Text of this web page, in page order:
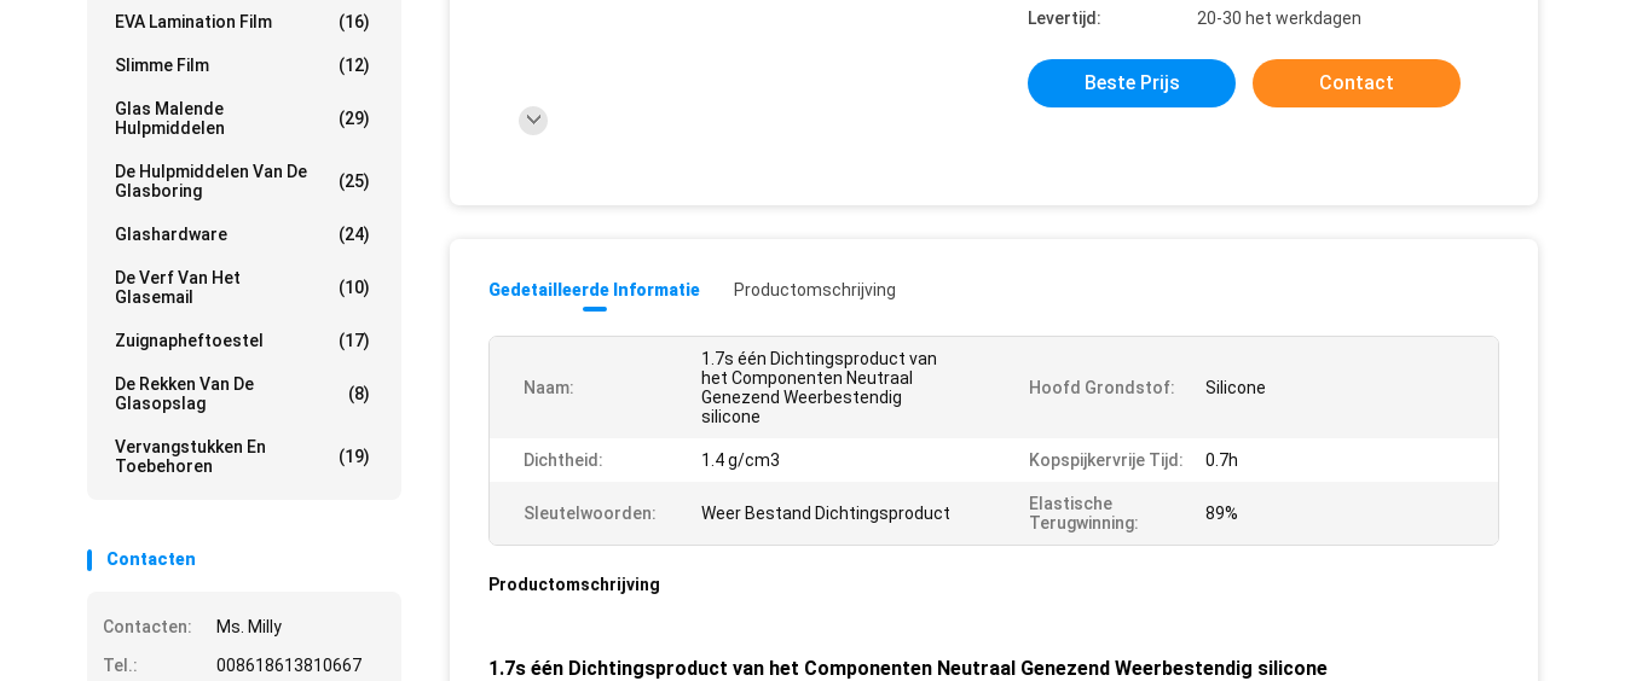
EVA Lamination Film (16)
Slimme Film (12)
Glas Malende
Hulpmiddelen
(29)
De Hulpmiddelen Van De
Glasboring
(25)
Glashardware (24)
De Verf Van Het
Glasemail
(10)
Zuignapheftoestel (17)
De Rekken Van De
Glasopslag
(8)
Vervangstukken En
Toebehoren
(19)
Contacten
Contacten:
Ms. Milly
Tel.:
008618613810667
Levertijd:
20-30 het werkdagen
Beste Prijs Contact
Gedetailleerde Informatie Productomschrijving
Naam:
1.7s één Dichtingsproduct van
het Componenten Neutraal
Genezend Weerbestendig
silicone
Hoofd Grondstof: Silicone
Dichtheid: 1.4 g/cm3 Kopspijkervrije Tijd: 0.7h
Sleutelwoorden: Weer Bestand Dichtingsproduct
Elastische
Terugwinning:
89%
Productomschrijving
1.7s één Dichtingsproduct van het Componenten Neutraal Genezend Weerbestendig silicone